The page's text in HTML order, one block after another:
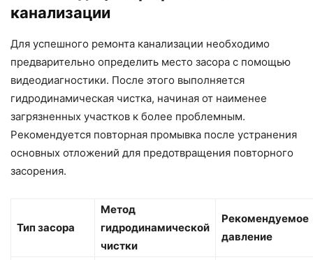
канализации
Для успешного ремонта канализации необходимо
предварительно определить место засора с помощью
видеодиагностики. После этого выполняется
гидродинамическая чистка, начиная от наименее
загрязненных участков к более проблемным.
Рекомендуется повторная промывка после устранения
основных отложений для предотвращения повторного
засорения.
Тип засора
Метод
гидродинамической
чистки
Рекомендуемое
давление